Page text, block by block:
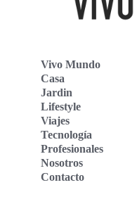
Vivo Mundo
Casa
Jardin
Lifestyle
Viajes
Tecnología
Profesionales
Nosotros
Contacto